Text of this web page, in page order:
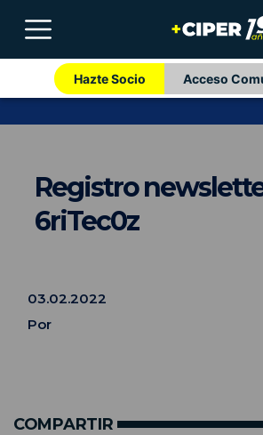
Hazte Socio Acceso
Registro
6riTec0z
03.02.2022
Por
COMPARTIR